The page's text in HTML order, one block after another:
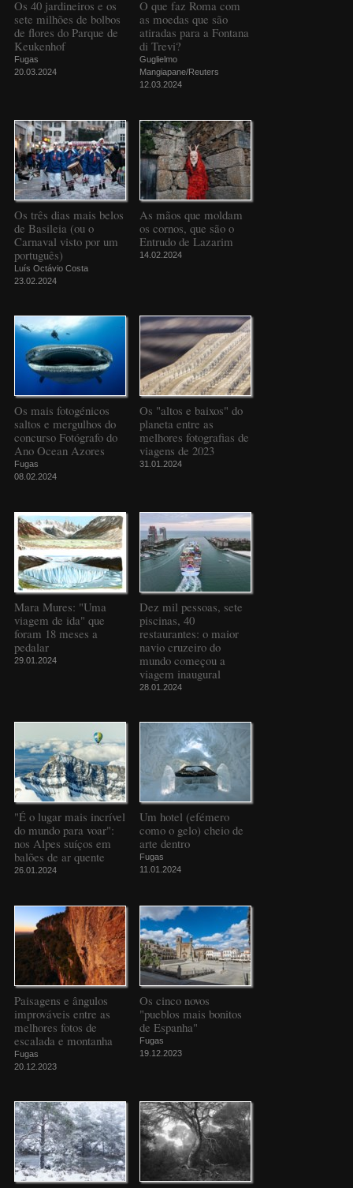
Os 40 jardineiros e os
sete milhões de bolbos
de flores do Parque de
Keukenhof
Fugas
20.03.2024
O que faz Roma com
as moedas que são
atiradas para a Fontana
di Trevi?
Guglielmo
Mangiapane/Reuters
12.03.2024
Os três dias mais belos
de Basileia (ou o
Carnaval visto por um
português)
Luís Octávio Costa
23.02.2024
As mãos que moldam
os cornos, que são o
Entrudo de Lazarim
14.02.2024
Os mais fotogénicos
saltos e mergulhos do
concurso Fotógrafo do
Ano Ocean Azores
Fugas
08.02.2024
Os "altos e baixos" do
planeta entre as
melhores fotografias de
viagens de 2023
31.01.2024
Mara Mures: "Uma
viagem de ida" que
foram 18 meses a
pedalar
29.01.2024
Dez mil pessoas, sete
piscinas, 40
restaurantes: o maior
navio cruzeiro do
mundo começou a
viagem inaugural
28.01.2024
"É o lugar mais incrível
do mundo para voar":
nos Alpes suíços em
balões de ar quente
26.01.2024
Um hotel (efémero
como o gelo) cheio de
arte dentro
Fugas
11.01.2024
Paisagens e ângulos
improváveis entre as
melhores fotos de
escalada e montanha
Fugas
20.12.2023
Os cinco novos
"pueblos mais bonitos
de Espanha"
Fugas
19.12.2023